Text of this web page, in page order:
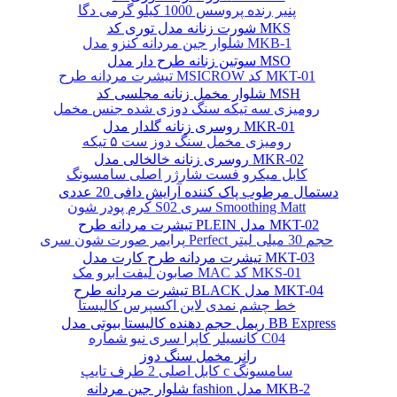
پنیر رنده پروسس 1000 کیلو گرمی دگا
شلوار جین مردانه کنزو مدل MKB-1
تیشرت مردانه طرح MSICROW کد MKT-01
رومیزی سه تیکه سنگ دوزی شده جنس مخمل
رومیزی مخمل سنگ دوز ست ۵ تیکه
کابل میکرو فست شارژر اصلی سامسونگ
کرم پودر شون S02 سری Smoothing Matt
پرایمر صورت شون سری Perfect حجم 30 میلی لیتر
صابون لیفت ابرو مک MAC کد MKS-01
خط چشم نمدی لاین اکسپرس کالیستا
کانسیلر کاپرا سری نیو شماره C04
کابل اصلی 2 طرف تایپ c سامسونگ
شورت زنانه مدل توری کد MKS
سوتین زنانه طرح دار مدل MSO
شلوار مخمل زنانه مجلسی کد MSH
روسری زنانه گلدار مدل MKR-01
روسری زنانه خالخالی مدل MKR-02
دستمال مرطوب پاک کننده آرایش دافی 20 عددی
تیشرت مردانه طرح PLEIN مدل MKT-02
تیشرت مردانه طرح کارت مدل MKT-03
تیشرت مردانه طرح BLACK مدل MKT-04
ریمل حجم دهنده کالیستا بیوتی مدل BB Express
رانر مخمل سنگ دوز
شلوار جین مردانه fashion مدل MKB-2